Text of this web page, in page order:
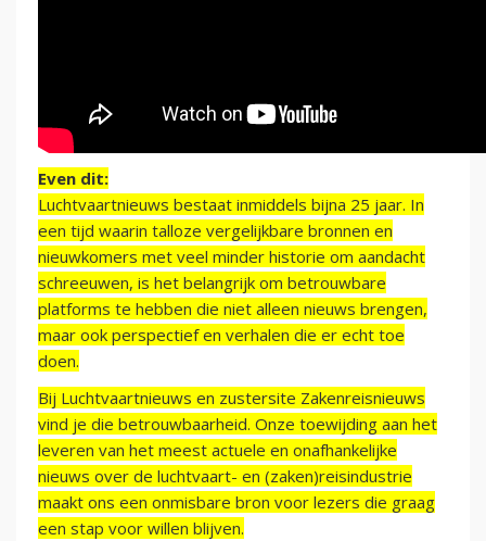
Even dit:
Luchtvaartnieuws bestaat inmiddels bijna 25 jaar. In
een tijd waarin talloze vergelijkbare bronnen en
nieuwkomers met veel minder historie om aandacht
schreeuwen, is het belangrijk om betrouwbare
platforms te hebben die niet alleen nieuws brengen,
maar ook perspectief en verhalen die er echt toe
doen.
Bij Luchtvaartnieuws en zustersite Zakenreisnieuws
vind je die betrouwbaarheid. Onze toewijding aan het
leveren van het meest actuele en onafhankelijke
nieuws over de luchtvaart- en (zaken)reisindustrie
maakt ons een onmisbare bron voor lezers die graag
een stap voor willen blijven.